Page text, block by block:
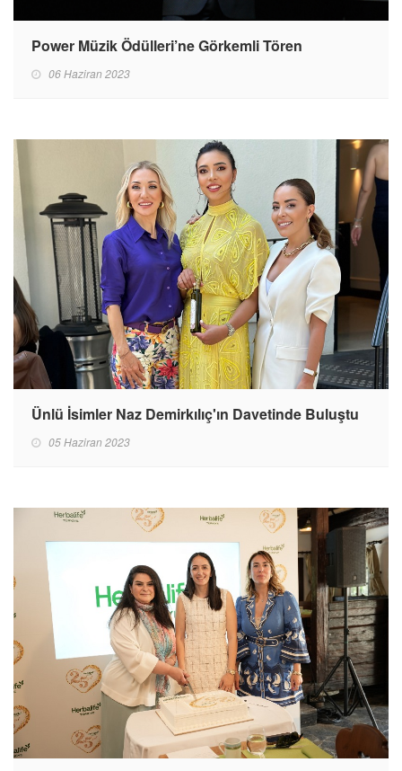
Power Müzik Ödülleri’ne Görkemli Tören
06 Haziran 2023
Ünlü İsimler Naz Demirkılıç'ın Davetinde Buluştu
05 Haziran 2023